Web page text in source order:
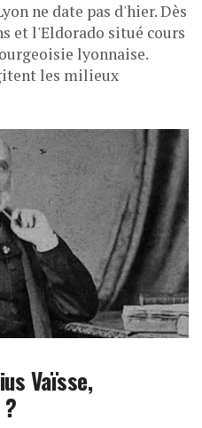
ne date pas d'hier. Dès
et l'Eldorado situé cours
lyonnaise.
les milieux
Vaïsse,